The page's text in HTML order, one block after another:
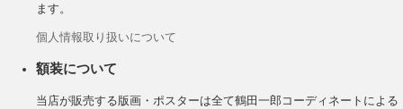
ます。
個人情報取り扱いについて
額装について
当店が販売する版画・ポスターは全て鶴田一郎コーディネートによる